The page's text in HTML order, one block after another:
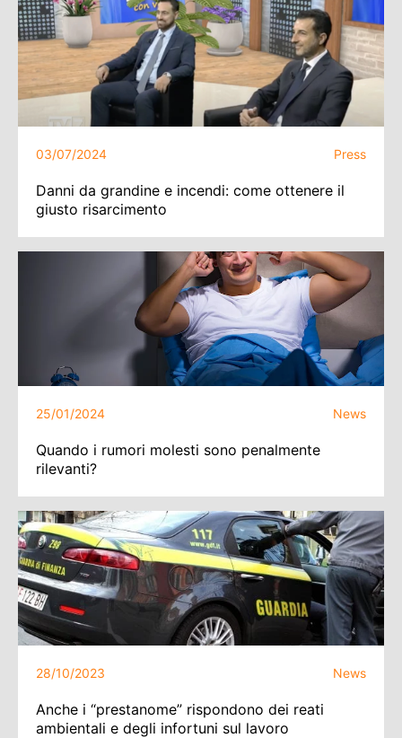
03/07/2024 Press
Danni da grandine e incendi: come ottenere il
giusto risarcimento
25/01/2024 News
Quando i rumori molesti sono penalmente
rilevanti?
28/10/2023 News
Anche i “prestanome” rispondono dei reati
ambientali e degli infortuni sul lavoro